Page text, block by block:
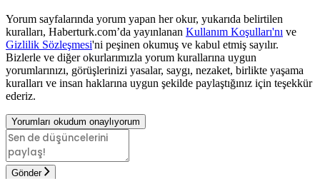
Yorum sayfalarında yorum yapan her okur, yukarıda belirtilen
kuralları, Haberturk.com’da yayınlanan Kullanım Koşulları'nı ve
Gizlilik Sözleşmesi'ni peşinen okumuş ve kabul etmiş sayılır.
Bizlerle ve diğer okurlarımızla yorum kurallarına uygun
yorumlarınızı, görüşlerinizi yasalar, saygı, nezaket, birlikte yaşama
kuralları ve insan haklarına uygun şekilde paylaştığınız için teşekkür
ederiz.
Yorumları okudum onaylıyorum
Gönder